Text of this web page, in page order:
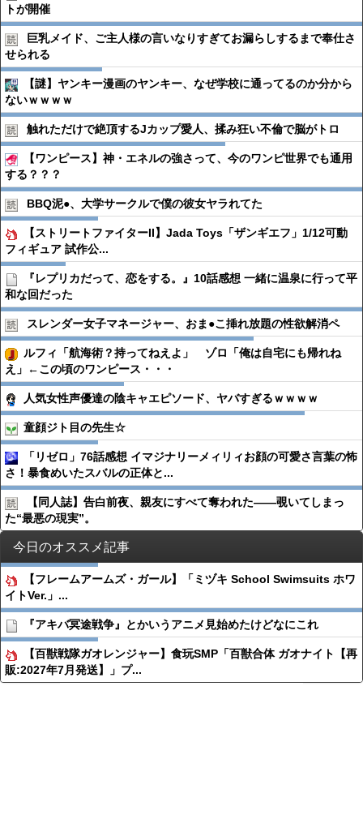
トが開催
巨乳メイド、ご主人様の言いなりすぎてお漏らしするまで奉仕さ
せられる
【謎】ヤンキー漫画のヤンキー、なぜ学校に通ってるのか分から
ないｗｗｗｗ
触れただけで絶頂するJカップ愛人、揉み狂い不倫で脳がトロ
【ワンピース】神・エネルの強さって、今のワンピ世界でも通用
する？？？
BBQ泥●︎、大学サークルで僕の彼女ヤラれてた
【ストリートファイターII】Jada Toys「ザンギエフ」1/12可動
フィギュア 試作公...
『レプリカだって、恋をする。』10話感想 一緒に温泉に行って平
和な回だった
スレンダー女子マネージャー、おま●︎こ挿れ放題の性欲解消ペ
ルフィ「航海術？持ってねえよ」 ゾロ「俺は自宅にも帰れね
え」←この頃のワンピース・・・
人気女性声優達の陰キャエピソード、ヤバすぎるｗｗｗｗ
童顔ジト目の先生☆
「リゼロ」76話感想 イマジナリーメィリィお顔の可愛さ言葉の怖
さ！暴食めいたスバルの正体と...
【同人誌】告白前夜、親友にすべて奪われた――覗いてしまっ
た“最悪の現実”。
今日のオススメ記事
【フレームアームズ・ガール】「ミヅキ School Swimsuits ホワ
イトVer.」...
『アキバ冥途戦争』とかいうアニメ見始めたけどなにこれ
【百獣戦隊ガオレンジャー】食玩SMP「百獣合体 ガオナイト【再
販:2027年7月発送】」プ...